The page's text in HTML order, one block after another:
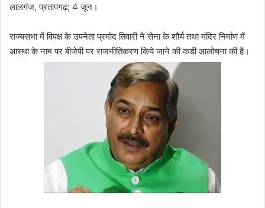
लालगंज, प्रतापगढ़; 4 जून।
राज्यसभा में विपक्ष के उपनेता प्रमोद तिवारी ने सेना के शौर्य तथा मंदिर निर्माण में
आस्था के नाम पर बीजेपी पर राजनीतिकरण किये जाने की कडी आलोचना की है।